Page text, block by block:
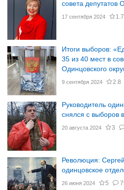
совета депутатов
17 сентября 2024 1.7
Итоги выборов:
35 из 40 мест в
Одинцовского
9 сентября 2024 2.8
Руководитель
снялся с выборов
20 августа 2024 3
Революция:
одинцовское
26 июня 2024 5